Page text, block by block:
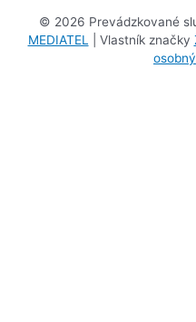
© 2026 Prevádzkované
MEDIATEL | Vlastník značky